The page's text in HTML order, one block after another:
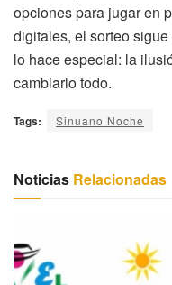
opciones para jugar en
digitales, el sorteo
lo hace especial: la
cambiarlo todo.
Tags: Sinuano Noche
Noticias Relacionadas